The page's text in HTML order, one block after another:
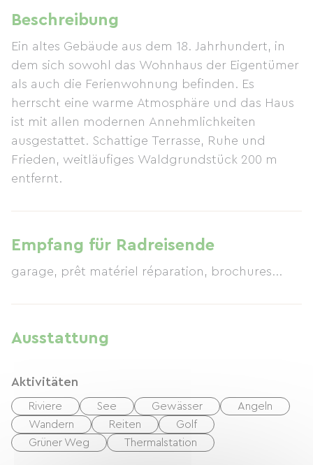
Beschreibung
Ein altes Gebäude aus dem 18. Jahrhundert, in
dem sich sowohl das Wohnhaus der Eigentümer
als auch die Ferienwohnung befinden. Es
herrscht eine warme Atmosphäre und das Haus
ist mit allen modernen Annehmlichkeiten
ausgestattet. Schattige Terrasse, Ruhe und
Frieden, weitläufiges Waldgrundstück 200 m
entfernt.
Empfang für Radreisende
garage, prêt matériel réparation, brochures...
Ausstattung
Aktivitäten
Riviere See Gewässer
Angeln
Wandern
Reiten
Golf
Grüner Weg
Thermalstation